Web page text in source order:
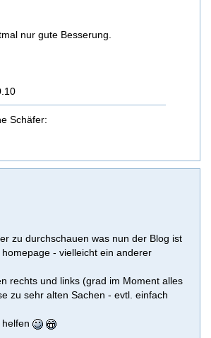
nur gute Besserung.
Schäfer:
zu durchschauen was nun der Blog ist
- vielleicht ein anderer
rechts und links (grad im Moment alles
zu sehr alten Sachen - evtl. einfach